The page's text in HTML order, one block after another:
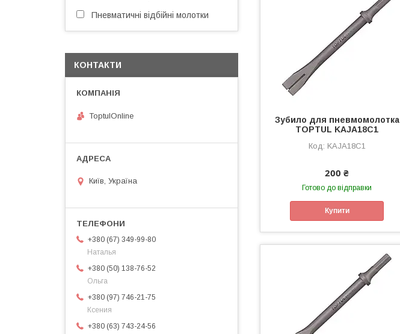
Зубило для пневмомолотка
TOPTUL KAJA18C1
KAJA18C1
200 ₴
Готово до відправки
Купити
Пневматичні відбійні молотки
КОНТАКТИ
ToptulOnline
Київ, Україна
+380 (67) 349-99-80
Наталья
+380 (50) 138-76-52
Ольга
+380 (97) 746-21-75
Ксения
+380 (63) 743-24-56